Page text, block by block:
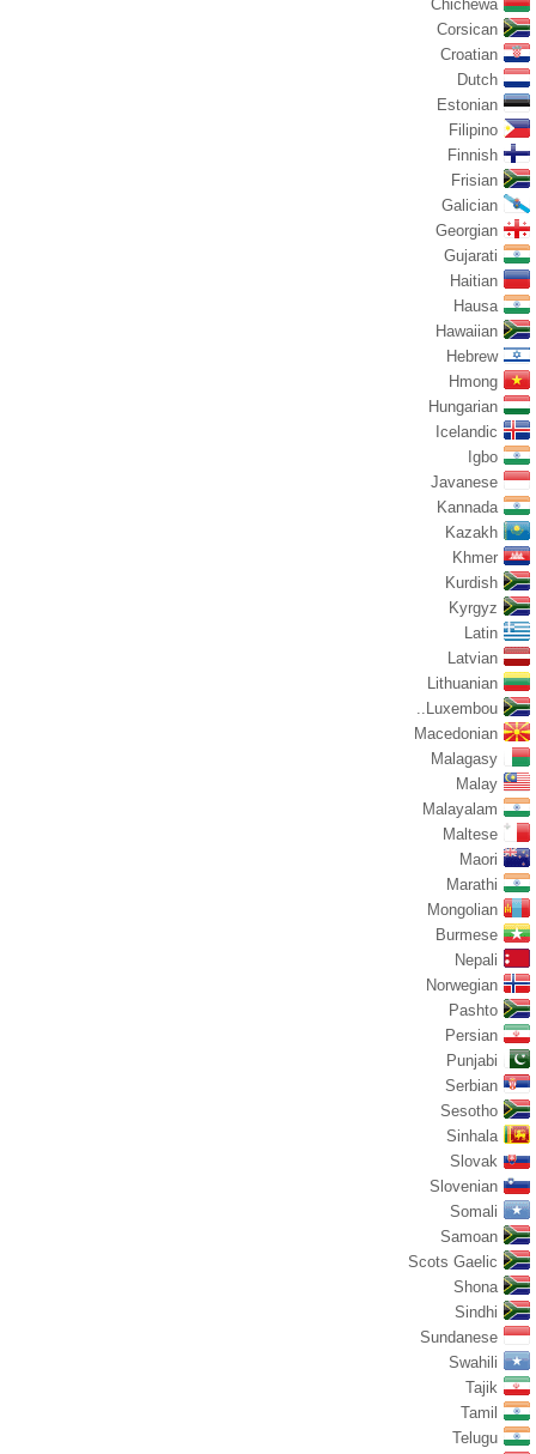
Chichewa
Corsican
Croatian
Dutch
Estonian
Filipino
Finnish
Frisian
Galician
Georgian
Gujarati
Haitian
Hausa
Hawaiian
Hebrew
Hmong
Hungarian
Icelandic
Igbo
Javanese
Kannada
Kazakh
Khmer
Kurdish
Kyrgyz
Latin
Latvian
Lithuanian
Luxembou..
Macedonian
Malagasy
Malay
Malayalam
Maltese
Maori
Marathi
Mongolian
Burmese
Nepali
Norwegian
Pashto
Persian
Punjabi
Serbian
Sesotho
Sinhala
Slovak
Slovenian
Somali
Samoan
Scots Gaelic
Shona
Sindhi
Sundanese
Swahili
Tajik
Tamil
Telugu